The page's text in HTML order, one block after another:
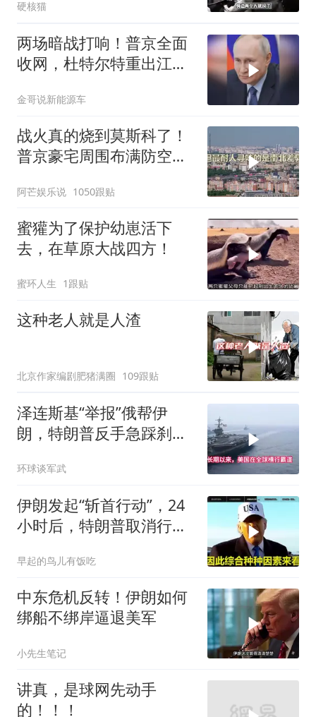
硬核猫
两场暗战打响！普京全面
收网，杜特尔特重出江
点，哪个先崩？
金哥说新能源车
战火真的烧到莫斯科了！
普京豪宅周围布满防空
阿芒娱乐说 1050跟贴
蜜獾为了保护幼崽活下
去，在草原大战四方！
蜜环人生 1跟贴
这种老人就是人渣
北京作家编剧肥猪满圈 109跟贴
泽连斯基“举报”俄帮伊
朗，特朗普反手急踩刹
环球谈军武
伊朗发起“斩首行动”，24
小时后，特朗普取消行
早起的鸟儿有饭吃
中东危机反转！伊朗如何
绑船不绑岸逼退美军
小先生笔记
讲真，是球网先动手
的！！！